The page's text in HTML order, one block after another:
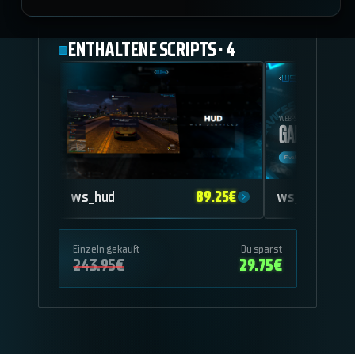
ENTHALTENE SCRIPTS·4
ws_hud 89.25€ ws_garage-
Einzeln gekauft
243.95€
Du sparst
29.75€